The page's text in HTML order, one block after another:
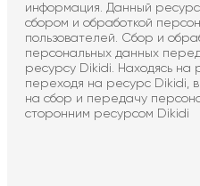
информация. Данный
сбором и обработкой
пользователей. Сбор и
персональных данных
ресурсу Dikidi. Находясь на
переходя на ресурс Dikidi,
на сбор и передачу
сторонним ресурсом Dikidi